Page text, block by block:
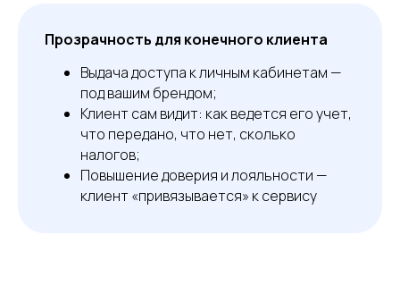
Прозрачность для конечного клиента
Выдача доступа к личным кабинетам —
под вашим брендом;
Клиент сам видит: как ведется его учет,
что передано, что нет, сколько
налогов;
Повышение доверия и лояльности —
клиент «привязывается» к сервису